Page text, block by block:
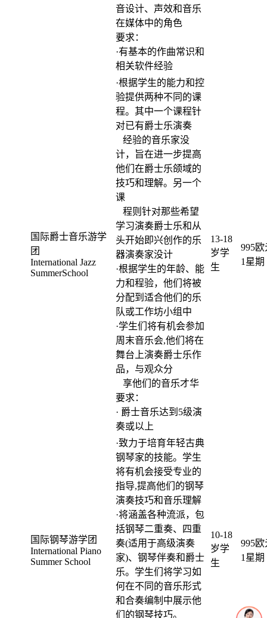
音设计、声效和音乐
在媒体中的角色
要求：
·有基本的作曲常识和
相关软件经验
国际爵士音乐游学
团
International Jazz
SummerSchool
·根据学生的能力和控
验提供两种不同的课
程。其中一个课程针
对已有爵士乐演奏
经验的音乐家没
计，旨在进一步提高
他们在爵士乐颌域的
技巧和理解。另一个
课
程则针对那些希望
学习演奏爵士乐和从
头开始即兴创作的乐
器演奏家没计
·根据学生的年龄、能
力和程验，他们将被
分配到适合他们的乐
队或工作坊小组中
·学生们将有机会参加
周末音乐会,他们将在
舞台上演奏爵士乐作
品，与观众分
享他们的音乐才华
要求：
· 爵士音乐达到5级演
奏或以上
13-18
岁学
生
995欧
1星期
国际钢琴游学团
International Piano
Summer School
·致力于培育年轻古典
钢琴家的技能。学生
将有机会接受专业的
指导,提高他们的钢琴
演奏技巧和音乐理解
·将涵盖各种流派，包
括钢琴二重奏、四重
奏(适用于高级演奏
家)、钢琴伴奏和爵士
乐。学生们将学习如
何在不同的音乐形式
和合奏编制中展示他
们的钢琴技巧。
10-18
岁学
生
995欧
1星期